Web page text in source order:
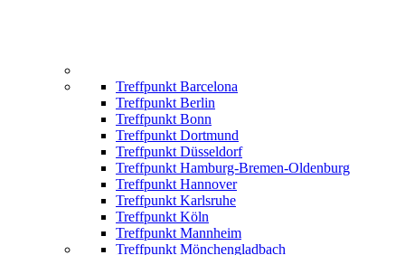
Treffpunkt Barcelona
Treffpunkt Berlin
Treffpunkt Bonn
Treffpunkt Dortmund
Treffpunkt Düsseldorf
Treffpunkt Hamburg-Bremen-Oldenburg
Treffpunkt Hannover
Treffpunkt Karlsruhe
Treffpunkt Köln
Treffpunkt Mannheim
Treffpunkt Mönchengladbach